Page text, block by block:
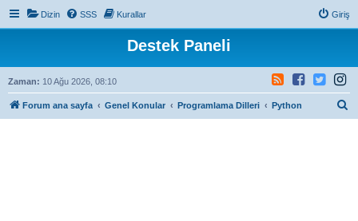
Dizin SSS Kurallar Giriş
Destek Paneli
Zaman: 10 Ağu 2026, 08:10
Forum ana sayfa Genel Konular Programlama Dilleri Python